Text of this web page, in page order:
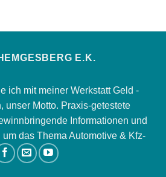
E.K.
ich mit meiner Werkstatt Geld -
unser Motto. Praxis-getestete
Informationen und
um das Thema Automotive & Kfz-